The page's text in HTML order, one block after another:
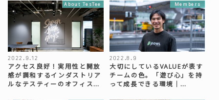
About TesTee
2022.9.12
アクセス良好！実用性と開放
感が調和するインダストリア
ルなテスティーのオフィス…
Members
2022.8.9
大切にしているVALUEが表す
チームの色。「遊び心」を持
って成長できる環境｜…